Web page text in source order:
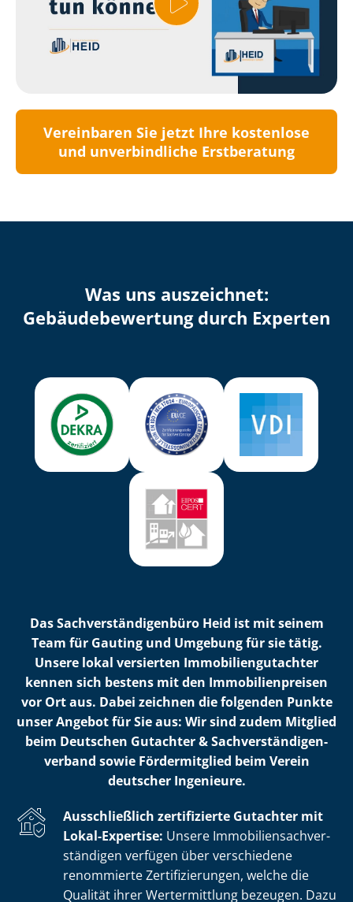
Vereinbaren Sie jetzt Ihre kostenlose
und unverbindliche Erstberatung
Was uns auszeichnet:
Ge­bäu­de­be­wer­tung durch Experten
Das Sach­ver­stän­di­gen­bü­ro Heid ist mit seinem
Team für Gauting und Umgebung für sie tätig.
Unsere lokal versierten Im­mo­bi­li­en­gut­ach­ter
kennen sich bestens mit den Im­mo­bi­li­en­prei­sen
vor Ort aus. Dabei zeichnen die folgenden Punkte
unser Angebot für Sie aus: Wir sind zudem Mitglied
beim Deutschen Gutachter & Sach­ver­stän­di­gen­
ver­band sowie Fördermitglied beim Verein
deutscher Ingenieure.
Ausschließlich zertifizierte Gutachter mit
Lokal-Expertise: Unsere Im­mo­bi­li­en­sach­ver­
stän­di­gen verfügen über verschiedene
renommierte Zer­ti­fi­zie­run­gen, welche die
Qualität ihrer Wertermittlung bezeugen. Dazu